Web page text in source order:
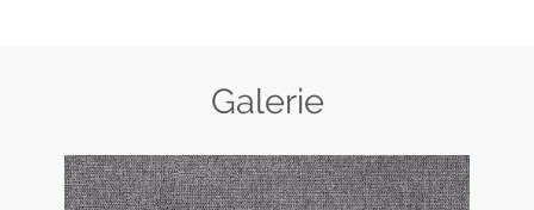
Galerie